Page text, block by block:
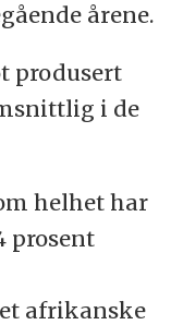
årene.
produsert
i de
helhet har
prosent
afrikanske